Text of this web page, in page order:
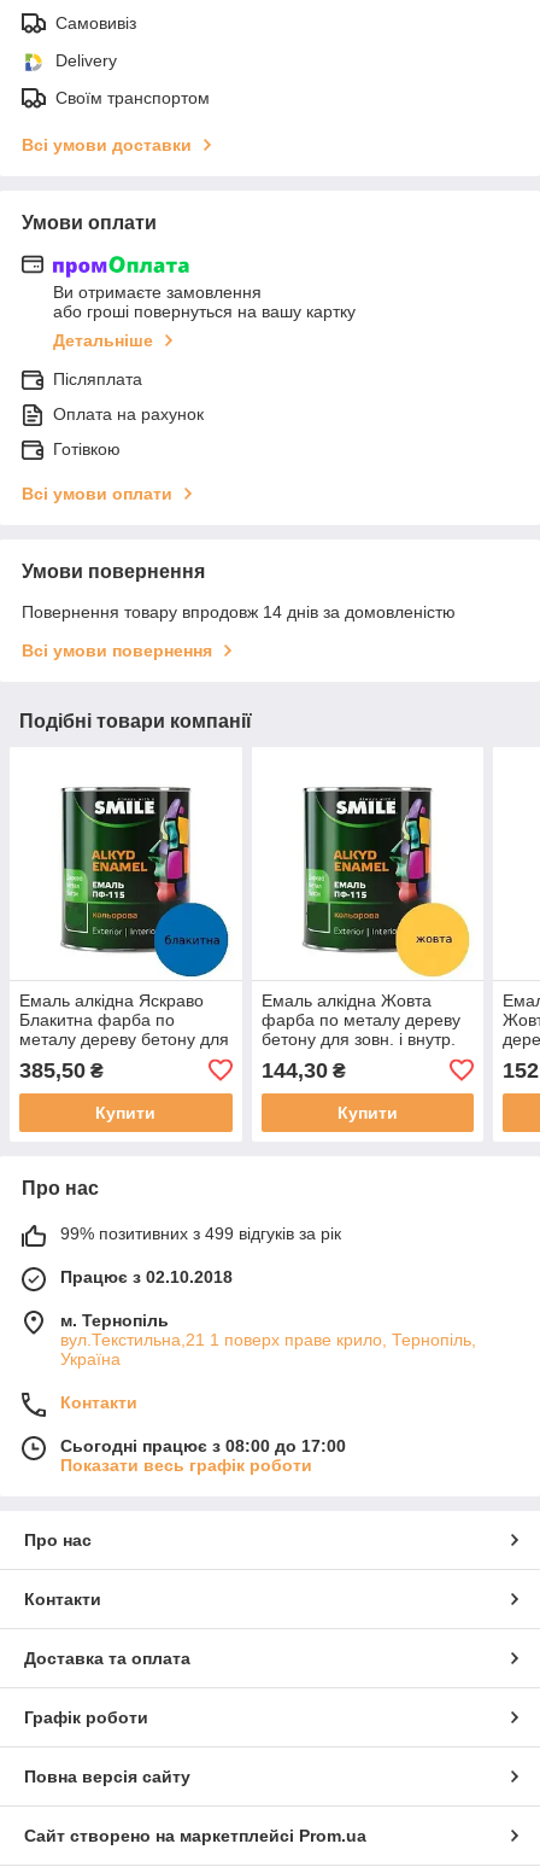
Самовивіз
Delivery
Своїм транспортом
Всі умови доставки
Умови оплати
Ви отримаєте замовлення
або гроші повернуться на вашу картку
Детальніше
Післяплата
Оплата на рахунок
Готівкою
Всі умови оплати
Умови повернення
Повернення товару впродовж 14 днів за домовленістю
Всі умови повернення
Подібні товари компанії
Емаль алкідна Яскраво
Блакитна фарба по
металу дереву бетону для
зовн. і внутр. робіт Smile
ПФ 115 [2.8 кг]
385,50 ₴
Купити
Емаль алкідна Жовта
фарба по металу дереву
бетону для зовн. і внутр.
робіт Smile ПФ 115 [0.9 кг]
144,30₴
Купити
[0.9
Про нас
99% позитивних з 499 відгуків за рік
Працює з 02.10.2018
м. Тернопіль
вул.Текстильна,21 1 поверх праве крило, Тернопіль,
Україна
Контакти
Сьогодні працює з 08:00 до 17:00
Показати весь графік роботи
Про нас
Контакти
Доставка та оплата
Графік роботи
Повна версія сайту
Сайт створено на маркетплейсі Prom.ua